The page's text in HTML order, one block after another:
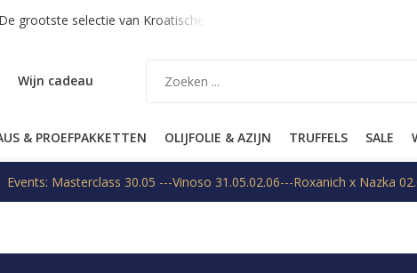
De grootste selectie van Kroatische topwijnen Verzending binnen
Wijn cadeau
& PROEFPAKKETTEN OLIJFOLIE & AZIJN TRUFFELS SALE
Events: Masterclass 30.05 ---Vinoso 31.05.02.06---Roxanich x Nazka